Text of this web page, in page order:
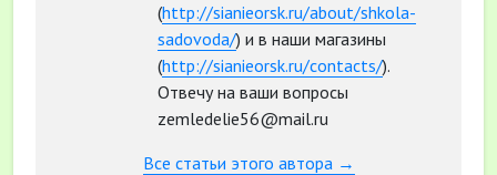
(http://sianieorsk.ru/about/shkola-
sadovoda/) и в наши магазины
(http://sianieorsk.ru/contacts/).
Отвечу на ваши вопросы
zemledelie56@mail.ru
Все статьи этого автора →